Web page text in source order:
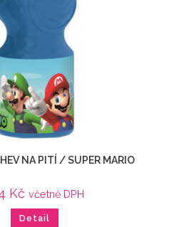
NA PITÍ / SUPER MARIO
Kč včetně DPH
Detail